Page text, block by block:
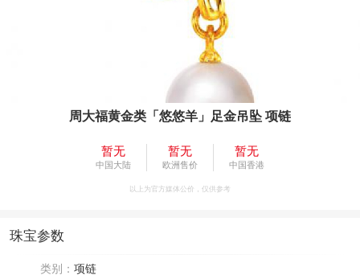
周大福黄金类「悠悠羊」足金吊坠 项链
暂无
中国大陆
暂无
欧洲售价
暂无
中国香港
以上为官方媒体公价，仅供参考
珠宝参数
类别： 项链